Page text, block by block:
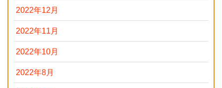
2022年12月
2022年11月
2022年10月
2022年8月